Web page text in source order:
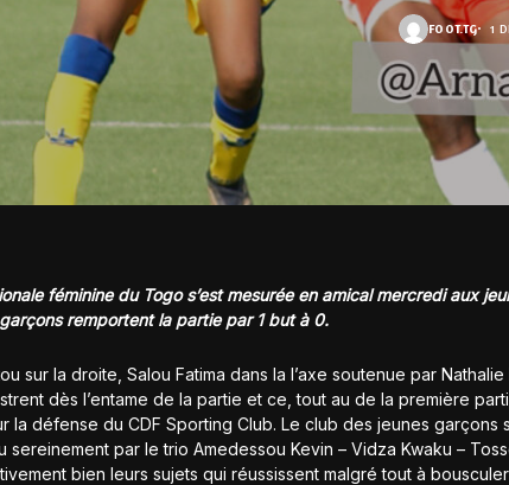
FOOT.TG 1
féminine du Togo s’est mesurée en amical mercredi aux
garçons remportent la partie par 1 but à 0.
sur la droite, Salou Fatima dans la l’axe soutenue par
dès l’entame de la partie et ce, tout au de la première
la défense du CDF Sporting Club. Le club des jeunes garçons
sereinement par le trio Amedessou Kevin – Vidza Kwaku –
bien leurs sujets qui réussissent malgré tout à